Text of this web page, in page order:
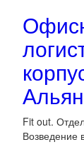
Fit out.
Возведение